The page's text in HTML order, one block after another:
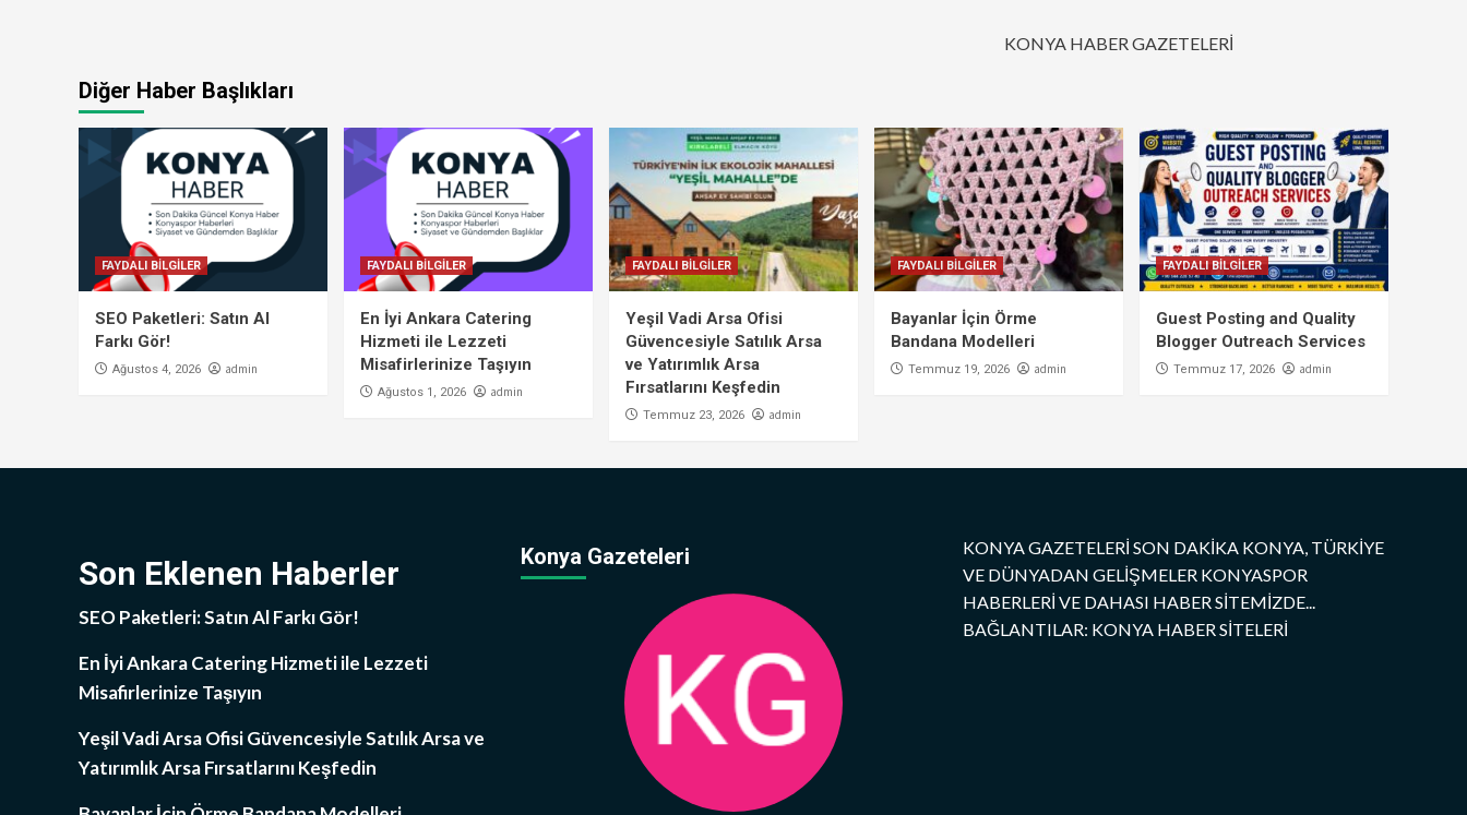
KONYA HABER GAZETELERİ
Diğer Haber Başlıkları
FAYDALI BİLGİLER
SEO Paketleri: Satın Al
Farkı Gör!
Ağustos 4, 2026 admin
FAYDALI BİLGİLER
En İyi Ankara Catering
Hizmeti ile Lezzeti
Misafirlerinize Taşıyın
Ağustos 1, 2026 admin
FAYDALI BİLGİLER
Yeşil Vadi Arsa Ofisi
Güvencesiyle Satılık Arsa
ve Yatırımlık Arsa
Fırsatlarını Keşfedin
Temmuz 23, 2026 admin
FAYDALI BİLGİLER
Bayanlar İçin Örme
Bandana Modelleri
Temmuz 19, 2026 admin
FAYDALI BİLGİLER
Guest Posting and Quality
Blogger Outreach Services
Temmuz 17, 2026 admin
Son Eklenen Haberler
SEO Paketleri: Satın Al Farkı Gör!
En İyi Ankara Catering Hizmeti ile Lezzeti
Misafirlerinize Taşıyın
Yeşil Vadi Arsa Ofisi Güvencesiyle Satılık Arsa ve
Yatırımlık Arsa Fırsatlarını Keşfedin
Konya Gazeteleri
KONYA GAZETELERİ SON DAKİKA KONYA, TÜRKİYE
VE DÜNYADAN GELİŞMELER KONYASPOR
HABERLERİ VE DAHASI HABER SİTEMİZDE...
BAĞLANTILAR: KONYA HABER SİTELERİ